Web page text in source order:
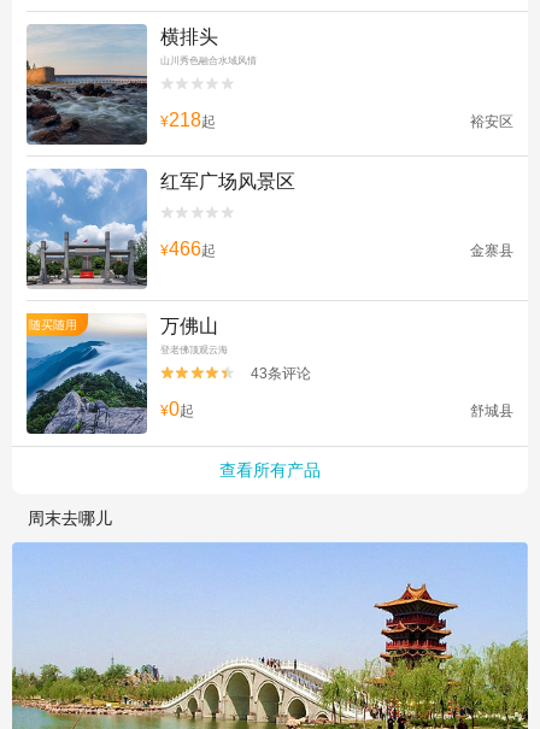
横排头
山川秀色融合水域风情


¥218起 裕安区
红军广场风景区


¥466起 金寨县
随买随用 万佛山
登老佛顶观云海

 43条评论
¥0起 舒城县
查看所有产品
周末去哪儿